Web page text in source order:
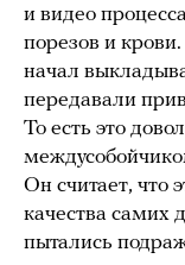
и видео
порезов и
начал
передавали
То есть это
Он считает, что
качества самих
пытались